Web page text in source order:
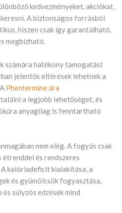
kedvezményeket, akciókat,
A biztonságos forrásból
hiszen csak így garantálható,
megbízható.
számára hatékony támogatást
jelentős eltérések lehetnek a
Phentermine ára
a legjobb lehetőséget, és
anyagilag is fenntartható
nem elég. A fogyás csak
és rendszeres
kalóriadeficit kialakítása, a
és gyümölcsök fogyasztása,
súlyzós edzések mind